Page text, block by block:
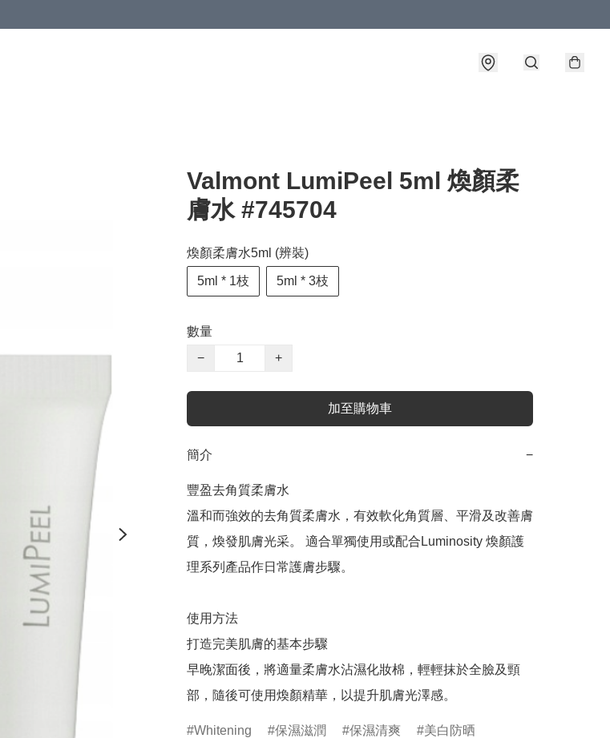
Valmont LumiPeel 5ml 煥顏柔
膚水 #745704
煥顏柔膚水5ml (辨裝)
5ml * 1枝 5ml * 3枝
數量
−
+
加至購物車
簡介 −
豐盈去角質柔膚水
溫和而強效的去角質柔膚水，有效軟化角質層、平滑及改善膚
質，煥發肌膚光采。 適合單獨使用或配合Luminosity 煥顏護
理系列產品作日常護膚步驟。
使用方法
打造完美肌膚的基本步驟
早晚潔面後，將適量柔膚水沾濕化妝棉，輕輕抹於全臉及頸
Whitening 保濕滋潤 保濕清爽
美白防晒